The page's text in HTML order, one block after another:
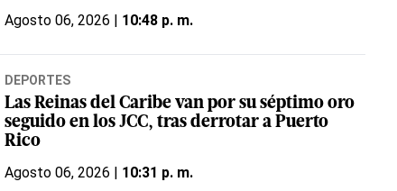
Agosto 06, 2026 | 10:48 p. m.
DEPORTES
Las Reinas del Caribe van por su séptimo oro
seguido en los JCC, tras derrotar a Puerto
Rico
Agosto 06, 2026 | 10:31 p. m.